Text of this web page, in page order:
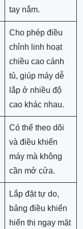
tay nắm.
Cho phép điều
chỉnh linh hoạt
chiều cao cánh
tủ, giúp máy dễ
lắp ở nhiều độ
cao khác nhau.
Có thể theo dõi
và điều khiển
máy mà không
cần mở cửa.
Lắp đặt tự do,
bảng điều khiển
hiển thị ngay mặt